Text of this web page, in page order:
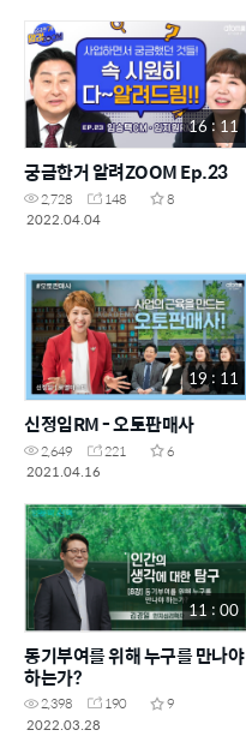
16 : 11
궁금한거 알려ZOOM Ep.23
2,728 148
8
2022.04.04
19 : 11
신정임RM - 오토판매사
2,649 221
6
2021.04.16
11 : 00
동기부여를 위해 누구를 만나야
하는가?
2,398 190
9
2022.03.28